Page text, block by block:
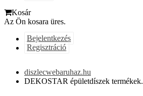
Kosár
Az Ön kosara üres.
Bejelentkezés
Regisztráció
diszlecwebaruhaz.hu
DEKOSTAR épületdíszek termékek.